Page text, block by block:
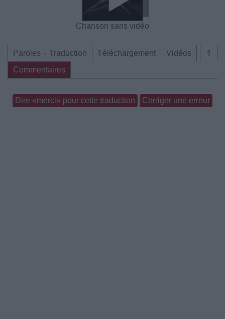
Chanson sans vidéo
⇑
Paroles + Traduction Téléchargement
Vidéos
Commentaires
Dire «merci» pour cette traduction Corriger une erreur